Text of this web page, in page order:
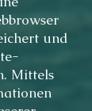
und
Mittels